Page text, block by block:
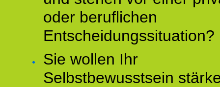
oder beruflichen
Entscheidungssituation?
Sie wollen Ihr
Selbstbewusstsein